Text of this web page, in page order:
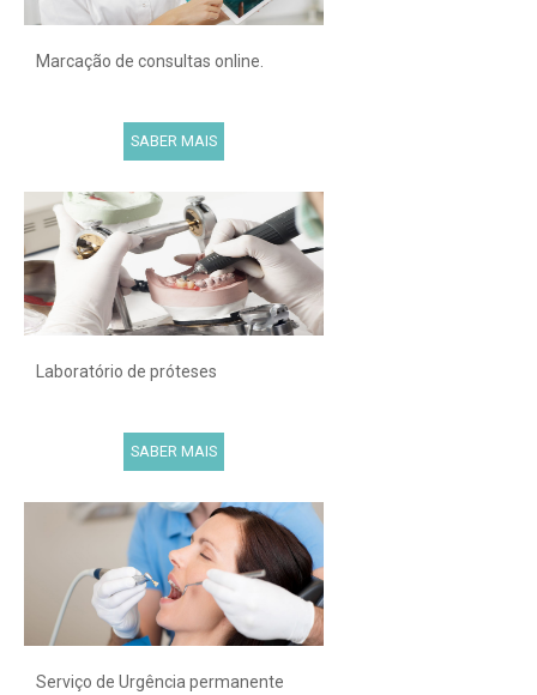
Marcação de consultas online.
SABER MAIS
Laboratório de próteses
SABER MAIS
Serviço de Urgência permanente